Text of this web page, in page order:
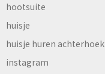
hootsuite
huisje
huisje huren achterhoek
instagram